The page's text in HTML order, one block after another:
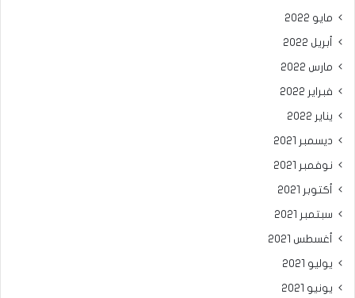
مايو 2022
أبريل 2022
مارس 2022
فبراير 2022
يناير 2022
ديسمبر 2021
نوفمبر 2021
أكتوبر 2021
سبتمبر 2021
أغسطس 2021
يوليو 2021
يونيو 2021